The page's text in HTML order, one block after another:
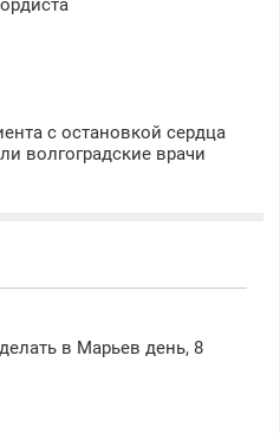
с остановкой сердца
волгоградские врачи
в Марьев день, 8